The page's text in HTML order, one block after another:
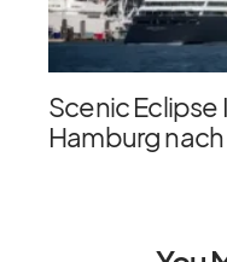
Scenic Eclipse
Hamburg